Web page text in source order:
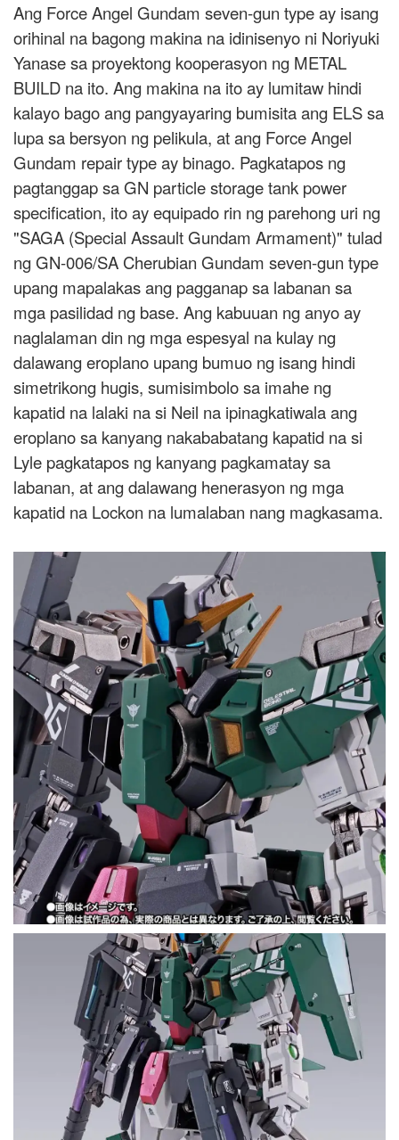
Ang Force Angel Gundam seven-gun type ay isang
orihinal na bagong makina na idinisenyo ni Noriyuki
Yanase sa proyektong kooperasyon ng METAL
BUILD na ito. Ang makina na ito ay lumitaw hindi
kalayo bago ang pangyayaring bumisita ang ELS sa
lupa sa bersyon ng pelikula, at ang Force Angel
Gundam repair type ay binago. Pagkatapos ng
pagtanggap sa GN particle storage tank power
specification, ito ay equipado rin ng parehong uri ng
"SAGA (Special Assault Gundam Armament)" tulad
ng GN-006/SA Cherubian Gundam seven-gun type
upang mapalakas ang pagganap sa labanan sa
mga pasilidad ng base. Ang kabuuan ng anyo ay
naglalaman din ng mga espesyal na kulay ng
dalawang eroplano upang bumuo ng isang hindi
simetrikong hugis, sumisimbolo sa imahe ng
kapatid na lalaki na si Neil na ipinagkatiwala ang
eroplano sa kanyang nakababatang kapatid na si
Lyle pagkatapos ng kanyang pagkamatay sa
labanan, at ang dalawang henerasyon ng mga
kapatid na Lockon na lumalaban nang magkasama.